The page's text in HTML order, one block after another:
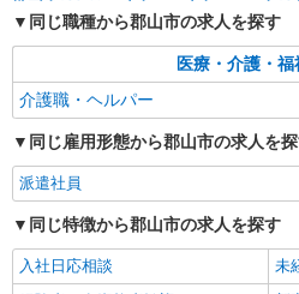
同じ職種から郡山市の求人を探す
医療・介護・福
介護職・ヘルパー
同じ雇用形態から郡山市の求人を
派遣社員
同じ特徴から郡山市の求人を探す
入社日応相談
未